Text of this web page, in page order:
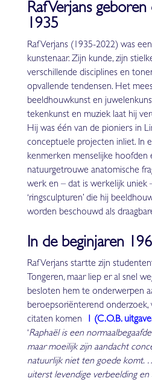
Raf Verjans
1935
Raf Verjans (1935-2022) was
kunstenaar. Zijn kunde, zijn
verschillende disciplines en
opvallende tendensen. Het
beeldhouwkunst en
tekenkunst en muziek laat hij
Hij was één van de pioniers in
conceptuele projecten inliet. In
kenmerken menselijke hoofden
natuurgetrouwe anatomische
werk en – dat is werkelijk uniek
‘ringsculpturen’ die hij
worden beschouwd als
In de beginjaren
Raf Verjans startte zijn
Tongeren, maar liep er al snel
besloten hem te onderwerpen
beroepsoriënterend onderzoek,
citaten komen
1 (C.O.B.
‘Raphaël is een
maar moeilijk zijn aandacht
natuurlijk niet ten goede komt.
uiterst levendige verbeelding en